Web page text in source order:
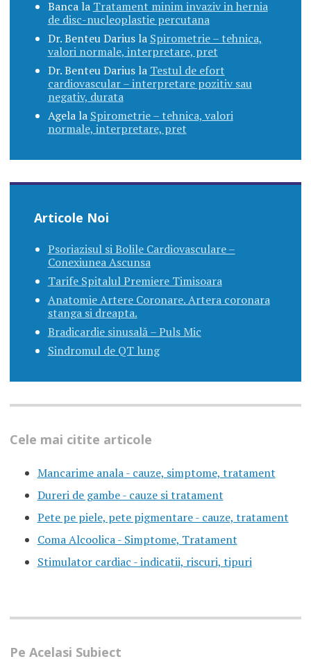
Bancala Tratament minim invaziv in hernia
de disc-nucleoplastie percutana
Dr. Benteu Dariusla Spirometrie – tehnica,
valori normale, interpretare, pret
Dr. Benteu Dariusla Testul de efort
cardiovascular – interpretare pozitiv sau
negativ, durata
Agelala Spirometrie – tehnica, valori
normale, interpretare, pret
Articole Noi
Psoriazisul si Bolile Cardiovasculare –
Conexiunea Ascunsa
Tarife Spitalul Premiere Timisoara
Anatomie Artere Coronare. Artera coronara
stanga si dreapta.
Bradicardie sinusală – Puls Mic
Sindromul de QT lung
Cele mai citite articole
Mancarime anala - cauze, simptome, tratament
Dureri de gambe - cauze si tratament
Pete pe piele, pete pigmentare - cauze, tratament
Coma Alcoolica - Simptome, Tratament
Stimulator cardiac - indicatii, riscuri, tipuri
Pe Acelasi Subiect